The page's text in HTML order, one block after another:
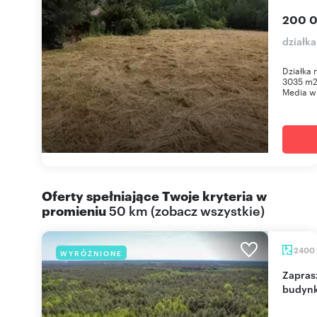
200
3035
Media
Oferty spełniające Twoje kryteria w
promieniu50 km (zobacz wszystkie)
WYRÓŻNIONE 2400
Zapraszam do zakupu działki 2400 m² z